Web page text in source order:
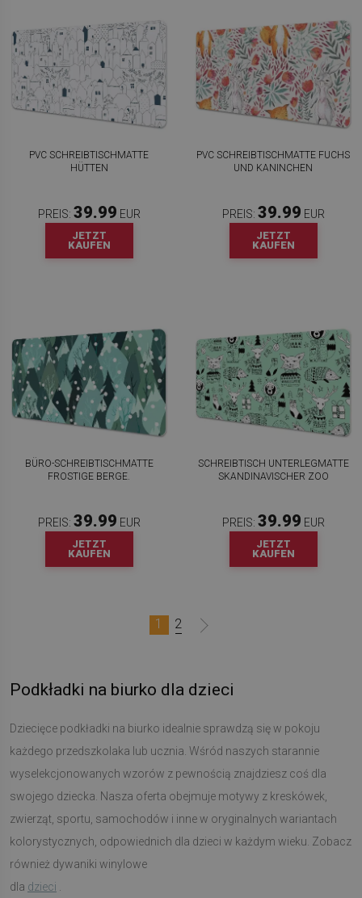
PVC SCHREIBTISCHMATTE
HÜTTEN
PREIS: 39.99 EUR
JETZT
KAUFEN
PVC SCHREIBTISCHMATTE FUCHS
UND KANINCHEN
PREIS: 39.99 EUR
JETZT
KAUFEN
BÜRO-SCHREIBTISCHMATTE
FROSTIGE BERGE.
PREIS: 39.99 EUR
JETZT
KAUFEN
SCHREIBTISCH UNTERLEGMATTE
SKANDINAVISCHER ZOO
PREIS: 39.99 EUR
JETZT
KAUFEN
1 2
Podkładki na biurko dla dzieci
Dziecięce podkładki na biurko idealnie sprawdzą się w pokoju
każdego przedszkolaka lub ucznia. Wśród naszych starannie
wyselekcjonowanych wzorów z pewnością znajdziesz coś dla
swojego dziecka. Nasza oferta obejmuje motywy z kreskówek,
zwierząt, sportu, samochodów i inne w oryginalnych wariantach
kolorystycznych, odpowiednich dla dzieci w każdym wieku. Zobacz
również dywaniki winylowe
dla dzieci